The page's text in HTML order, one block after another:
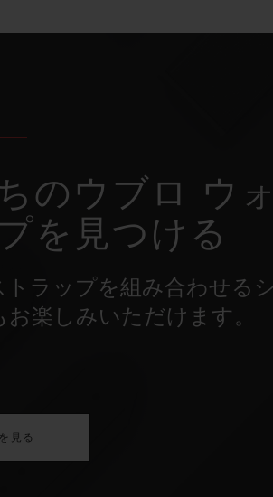
のウブロ ウ
を見つける
トラップを組み合わせる
お楽しみいただけます。
見る